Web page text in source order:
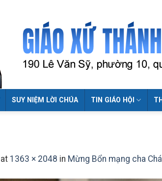
SUY NIỆM LỜI CHÚA TIN GIÁO HỘI
at 1363 × 2048 in Mừng Bổn mạng cha